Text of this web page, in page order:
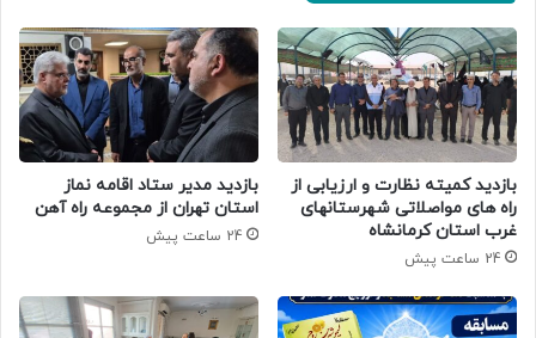
بازدید کمیته نظارت و ارزیابی از
راه های مواصلاتی شهرستانهای
غرب استان کرمانشاه
24 ساعت پیش
بازدید مدیر ستاد اقامه نماز
استان تهران از مجموعه راه آهن
24 ساعت پیش